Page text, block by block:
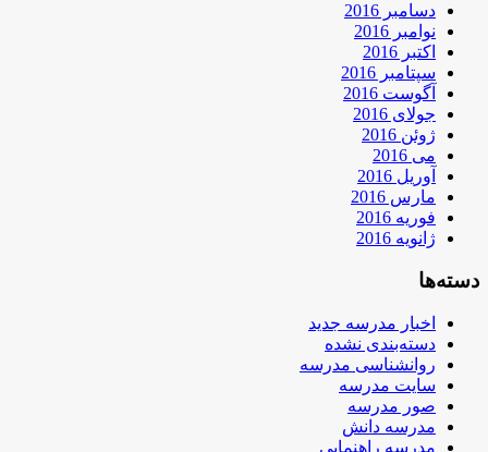
دسامبر 2016
نوامبر 2016
اکتبر 2016
سپتامبر 2016
آگوست 2016
جولای 2016
ژوئن 2016
می 2016
آوریل 2016
مارس 2016
فوریه 2016
ژانویه 2016
دسته‌ها
اخبار مدرسه جدید
دسته‌بندی نشده
روانشناسی مدرسه
سایت مدرسه
صور مدرسه
مدرسه دانش
مدرسه راهنمایی